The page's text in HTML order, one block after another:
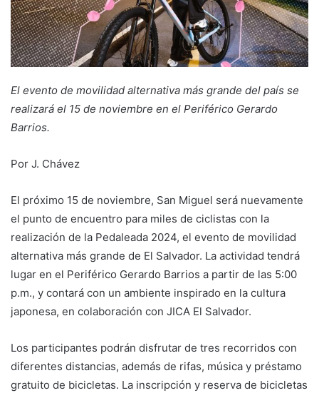
El evento de movilidad alternativa más grande del país se
realizará el 15 de noviembre en el Periférico Gerardo
Barrios.
Por J. Chávez
El próximo 15 de noviembre, San Miguel será nuevamente
el punto de encuentro para miles de ciclistas con la
realización de la Pedaleada 2024, el evento de movilidad
alternativa más grande de El Salvador. La actividad tendrá
lugar en el Periférico Gerardo Barrios a partir de las 5:00
p.m., y contará con un ambiente inspirado en la cultura
japonesa, en colaboración con JICA El Salvador.
Los participantes podrán disfrutar de tres recorridos con
diferentes distancias, además de rifas, música y préstamo
gratuito de bicicletas. La inscripción y reserva de bicicletas